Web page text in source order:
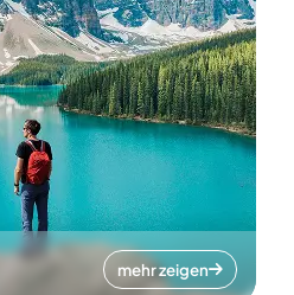
mehr zeigen